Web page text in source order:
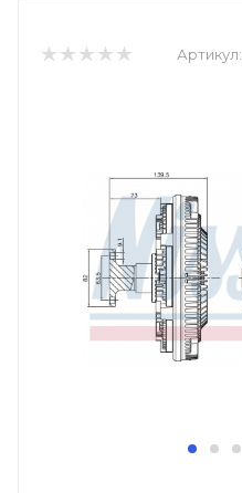
Артикул: